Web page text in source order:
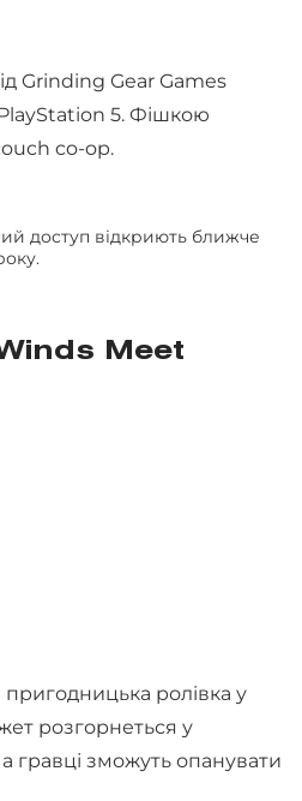
Grinding Gear Games
5. Фішкою
co-op.
доступ відкриють ближче
Meet
ролівка у
розгорнеться у
гравці зможуть опанувати